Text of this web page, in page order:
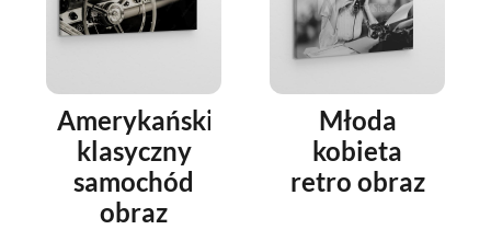
Amerykański
klasyczny
samochód
obraz
Młoda
kobieta
retro obraz